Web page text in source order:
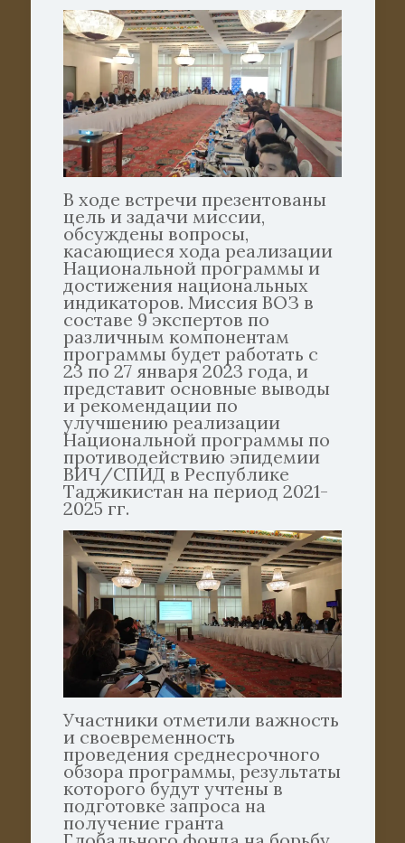
В ходе встречи презентованы
цель и задачи миссии,
обсуждены вопросы,
касающиеся хода реализации
Национальной программы и
достижения национальных
индикаторов. Миссия ВОЗ в
составе 9 экспертов по
различным компонентам
программы будет работать с
23 по 27 января 2023 года, и
представит основные выводы
и рекомендации по
улучшению реализации
Национальной программы по
противодействию эпидемии
ВИЧ/СПИД в Республике
Таджикистан на период 2021-
2025 гг.
Участники отметили важность
и своевременность
проведения среднесрочного
обзора программы, результаты
которого будут учтены в
подготовке запроса на
получение гранта